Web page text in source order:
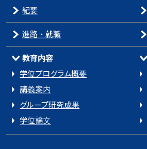
紀要
進路・就職
教育内容
学位プログラム概要
講義案内
グループ研究成果
学位論文